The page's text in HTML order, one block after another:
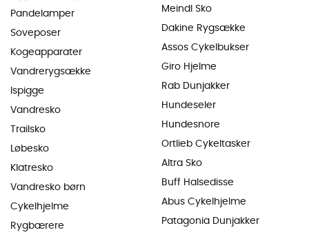
Pandelamper
Soveposer
Kogeapparater
Vandrerygsække
Ispigge
Vandresko
Trailsko
Løbesko
Klatresko
Vandresko børn
Cykelhjelme
Rygbærere
Meindl Sko
Dakine Rygsække
Assos Cykelbukser
Giro Hjelme
Rab Dunjakker
Hundeseler
Hundesnore
Ortlieb Cykeltasker
Altra Sko
Buff Halsedisse
Abus Cykelhjelme
Patagonia Dunjakker